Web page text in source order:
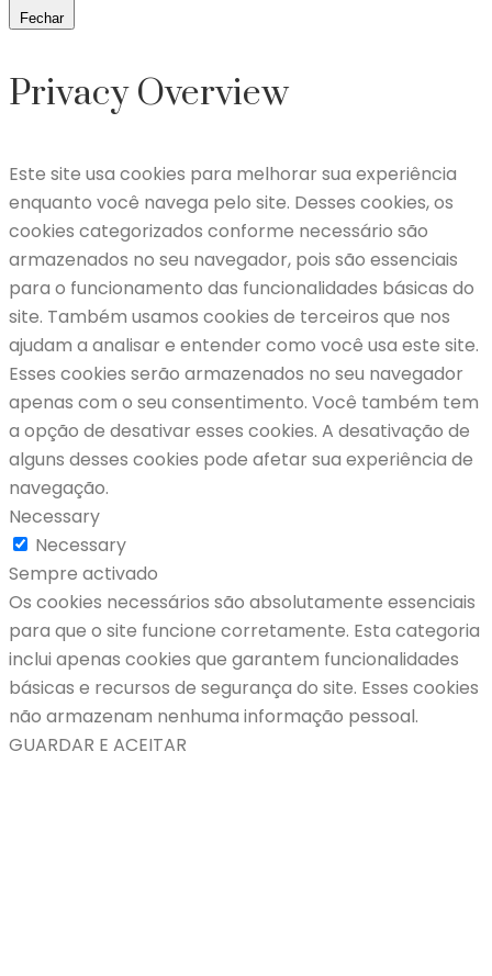
Fechar
Privacy Overview
Este site usa cookies para melhorar sua experiência
enquanto você navega pelo site. Desses cookies, os
cookies categorizados conforme necessário são
armazenados no seu navegador, pois são essenciais
para o funcionamento das funcionalidades básicas do
site. Também usamos cookies de terceiros que nos
ajudam a analisar e entender como você usa este site.
Esses cookies serão armazenados no seu navegador
apenas com o seu consentimento. Você também tem
a opção de desativar esses cookies. A desativação de
alguns desses cookies pode afetar sua experiência de
navegação.
Necessary
Necessary
Sempre activado
Os cookies necessários são absolutamente essenciais
para que o site funcione corretamente. Esta categoria
inclui apenas cookies que garantem funcionalidades
básicas e recursos de segurança do site. Esses cookies
não armazenam nenhuma informação pessoal.
GUARDAR E ACEITAR